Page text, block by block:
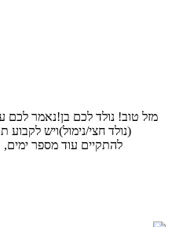
מזל טוב! נולד לכם בן!נאמר לכם
(נולד חצי/נימול)ויש לקבוע
להתקיים עוד מספר